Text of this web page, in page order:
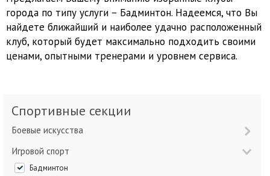
города по типу услуги – Бадминтон. Надеемся, что Вы
найдете ближайший и наиболее удачно расположенный
клуб, который будет максимально подходить своими
ценами, опытными тренерами и уровнем сервиса.
Спортивные секции
Боевые искусства
Игровой спорт
Бадминтон